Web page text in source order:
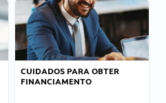
CUIDADOS PARA OBTER
FINANCIAMENTO